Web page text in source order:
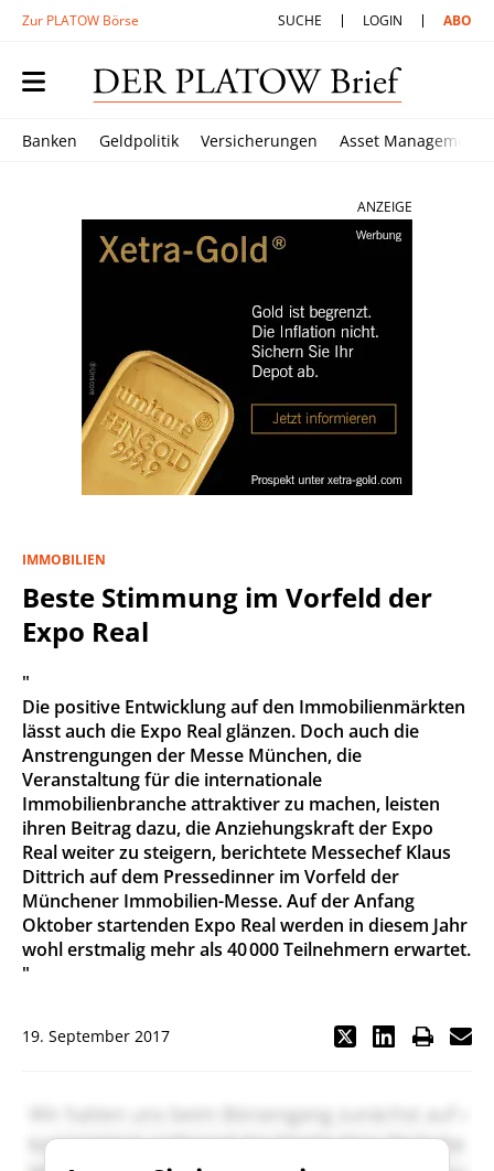
Zur PLATOW Börse SUCHE LOGIN ABO
Banken Geldpolitik Versicherungen Asset Management
ANZEIGE
IMMOBILIEN
Beste Stimmung im Vorfeld der
Expo Real
"
Die positive Entwicklung auf den Immobilienmärkten
lässt auch die Expo Real glänzen. Doch auch die
Anstrengungen der Messe München, die
Veranstaltung für die internationale
Immobilienbranche attraktiver zu machen, leisten
ihren Beitrag dazu, die Anziehungskraft der Expo
Real weiter zu steigern, berichtete Messechef Klaus
Dittrich auf dem Pressedinner im Vorfeld der
Münchener Immobilien-Messe. Auf der Anfang
Oktober startenden Expo Real werden in diesem Jahr
wohl erstmalig mehr als 40 000 Teilnehmern erwartet.
"
19. September 2017